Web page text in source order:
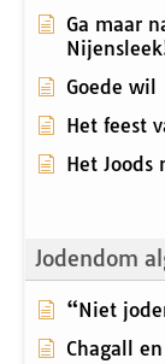
Ga maar
Goede wil
Het feest
Het
Jodendom
“Niet
Chagall